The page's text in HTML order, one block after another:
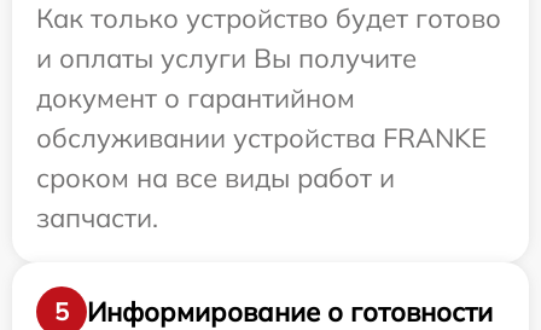
Как только устройство будет готово
и оплаты услуги Вы получите
документ о гарантийном
обслуживании устройства FRANKE
сроком на все виды работ и
запчасти.
5
Информирование о готовности